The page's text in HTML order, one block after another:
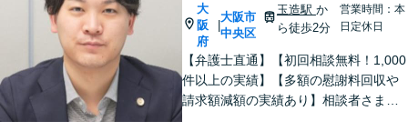
大
阪
府
大阪市
中央区
玉造駅 か
ら徒歩2分
営業時間：本
日定休日
【弁護士直通】【初回相談無料！1,000
件以上の実績】【多額の慰謝料回収や
請求額減額の実績あり】相談者さまに